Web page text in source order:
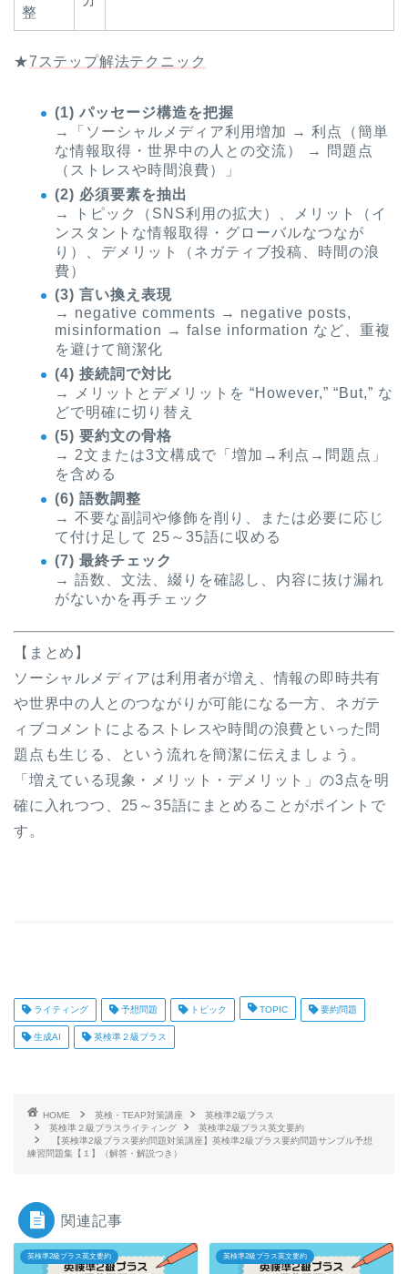
整
★7ステップ解法テクニック
(1) パッセージ構造を把握
→「ソーシャルメディア利用増加 → 利点（簡単
な情報取得・世界中の人との交流） → 問題点
（ストレスや時間浪費）」
(2) 必須要素を抽出
→ トピック（SNS利用の拡大）、メリット（イ
ンスタントな情報取得・グローバルなつなが
り）、デメリット（ネガティブ投稿、時間の浪
費）
(3) 言い換え表現
→ negative comments → negative posts,
misinformation → false information など、重複
を避けて簡潔化
(4) 接続詞で対比
→ メリットとデメリットを “However,” “But,” な
どで明確に切り替え
(5) 要約文の骨格
→ 2文または3文構成で「増加→利点→問題点」
を含める
(6) 語数調整
→ 不要な副詞や修飾を削り、または必要に応じ
て付け足して 25～35語に収める
(7) 最終チェック
→ 語数、文法、綴りを確認し、内容に抜け漏れ
がないかを再チェック
【まとめ】
ソーシャルメディアは利用者が増え、情報の即時共有
や世界中の人とのつながりが可能になる一方、ネガテ
ィブコメントによるストレスや時間の浪費といった問
題点も生じる、という流れを簡潔に伝えましょう。
「増えている現象・メリット・デメリット」の3点を明
確に入れつつ、25～35語にまとめることがポイントで
す。
ライティング 予想問題 トピック TOPIC 要約問題
生成AI 英検準２級プラス
HOME 英検・TEAP対策講座
英検準2級プラス
英検準２級プラスライティング
英検準2級プラス英文要約
【英検準2級プラス要約問題対策講座】英検準2級プラス要約問題サンプル予想
練習問題集【１】（解答・解説つき）
関連記事
英検準2級プラス英文要約 英検準2級プラス英文要約